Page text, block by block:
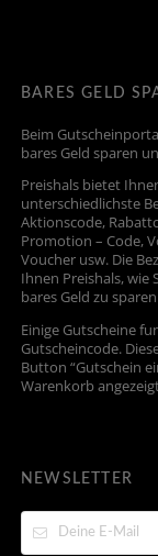
BARES GELD
Beim
bares Geld sparen
Preishals bietet
unterschiedlichste
Aktionscode,
Promotion – Code,
Voucher usw. Die
Ihnen Preishals, wie
bares Geld zu
Einige Gutscheine
Gutscheincode.
Button “Gutschein
Warenkorb
NEWSLETTER